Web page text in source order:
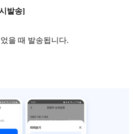
발송]
을 때 발송됩니다.